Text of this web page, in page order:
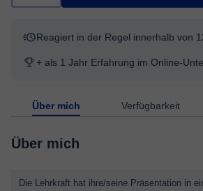
Reagiert in der Regel innerhalb von
+ als 1 Jahr Erfahrung im Online-
Über mich Verfügbarkeit
Über mich
Die Lehrkraft hat ihre/seine Präsentation in